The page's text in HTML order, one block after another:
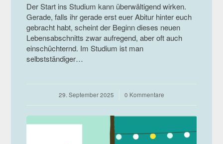
Der Start ins Studium kann überwältigend wirken.
Gerade, falls ihr gerade erst euer Abitur hinter euch
gebracht habt, scheint der Beginn dieses neuen
Lebensabschnitts zwar aufregend, aber oft auch
einschüchternd. Im Studium ist man
selbstständiger…
29. September 2025
/ 0 Kommentare